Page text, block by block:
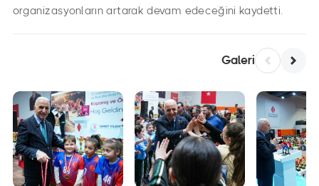
organizasyonların artarak devam edeceğini kaydetti.
Galeri